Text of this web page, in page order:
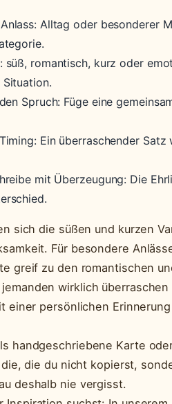
Alltag oder besonderer
süß, romantisch, kurz oder
Situation.
Spruch: Füge eine
Ein überraschender
mit Überzeugung: Die
sich die süßen und kurzen
Für besondere
greif zu den romantischen
wirklich
einer persönlichen
handgeschriebene Karte
die du nicht kopierst,
deshalb nie vergisst.